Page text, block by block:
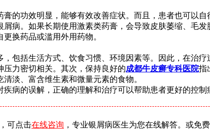
的功效明显，能够有效改善症状。而且，患者也可以
病。如果长期使用激素类药膏，会导致皮肤萎缩、毛
换药品或滥用外用药物。
包括生活方式、饮食习惯、环境因素等。因此，在治
力密切相关。其次，保持良好的成都牛皮癣专科医院指
淡、富含维生素和微量元素的食物。
病的误解，正确的理解和治疗可以帮助患者更好的控
可点击在线咨询 ，专业银屑病医生为您在线解答。或免